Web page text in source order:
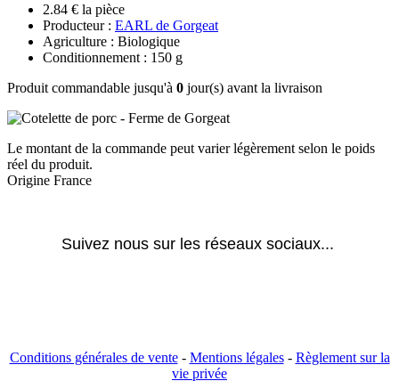
2.84 € la pièce
Producteur : EARL de Gorgeat
Agriculture : Biologique
Conditionnement : 150 g
Produit commandable jusqu'à 0 jour(s) avant la livraison
Le montant de la commande peut varier légèrement selon le poids
réel du produit.
Origine France
Suivez nous sur les réseaux sociaux...
Conditions générales de vente- Mentions légales- Règlement sur la
vie privée